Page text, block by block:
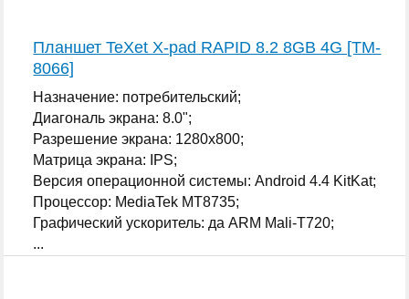
Планшет TeXet X-pad RAPID 8.2 8GB 4G [TM-
8066]
Назначение: потребительский;
Диагональ экрана: 8.0";
Разрешение экрана: 1280x800;
Матрица экрана: IPS;
Версия операционной системы: Android 4.4 KitKat;
Процессор: MediaTek MT8735;
Графический ускоритель: да ARM Mali-T720;
...